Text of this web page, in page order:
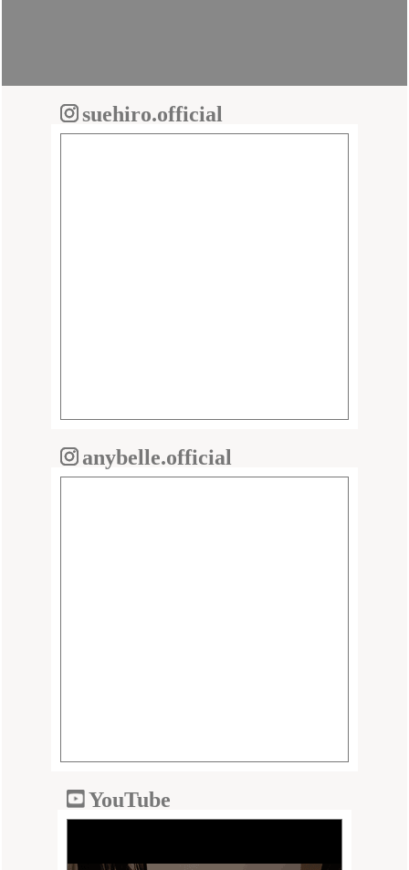
suehiro.official
anybelle.official
YouTube